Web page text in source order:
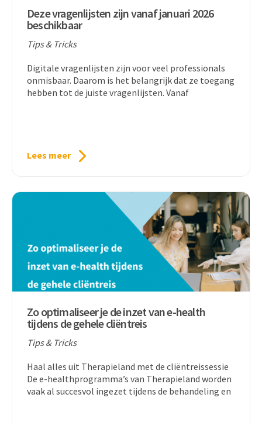
Deze vragenlijsten zijn vanaf januari 2026
beschikbaar
Tips & Tricks
Digitale vragenlijsten zijn voor veel professionals
onmisbaar. Daarom is het belangrijk dat ze toegang
hebben tot de juiste vragenlijsten. Vanaf
Lees meer
Zo optimaliseer je de inzet van e-health
tijdens de gehele cliëntreis
Tips & Tricks
Haal alles uit Therapieland met de cliëntreissessie
De e-healthprogramma’s van Therapieland worden
vaak al succesvol ingezet tijdens de behandeling en